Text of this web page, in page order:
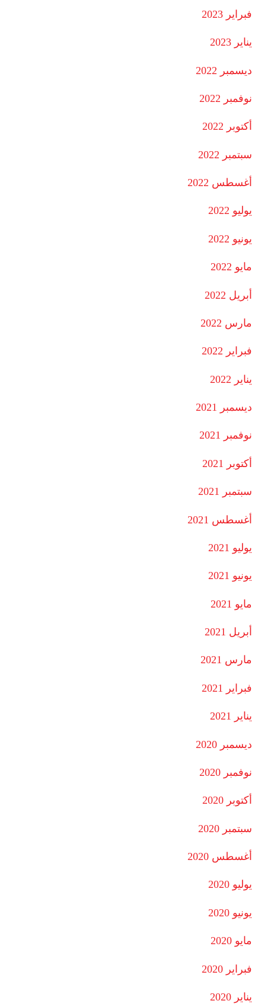
فبراير 2023
يناير 2023
ديسمبر 2022
نوفمبر 2022
أكتوبر 2022
سبتمبر 2022
أغسطس 2022
يوليو 2022
يونيو 2022
مايو 2022
أبريل 2022
مارس 2022
فبراير 2022
يناير 2022
ديسمبر 2021
نوفمبر 2021
أكتوبر 2021
سبتمبر 2021
أغسطس 2021
يوليو 2021
يونيو 2021
مايو 2021
أبريل 2021
مارس 2021
فبراير 2021
يناير 2021
ديسمبر 2020
نوفمبر 2020
أكتوبر 2020
سبتمبر 2020
أغسطس 2020
يوليو 2020
يونيو 2020
مايو 2020
فبراير 2020
يناير 2020